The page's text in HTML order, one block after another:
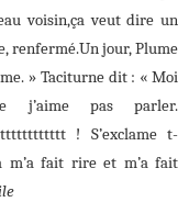
voisin,ça veut dire un
renfermé.Un jour, Plume
» Taciturne dit : « Moi
j’aime pas parler.
! S’exclame t-
m’a fait rire et m’a fait